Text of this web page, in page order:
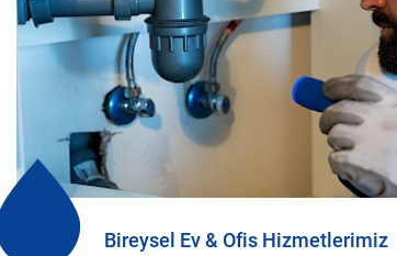
Bireysel Ev & Ofis Hizmetlerimiz